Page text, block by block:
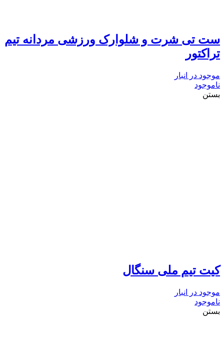
ست تی شرت و شلوارک ورزشی مردانه تیم
تراکتور
موجود در انبار
ناموجود
بستن
کیت تیم ملی سنگال
موجود در انبار
ناموجود
بستن